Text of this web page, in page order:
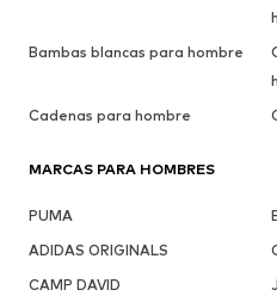
Bambas blancas para hombre
Cadenas para hombre
MARCAS PARA HOMBRES
PUMA
ADIDAS ORIGINALS
CAMP DAVID